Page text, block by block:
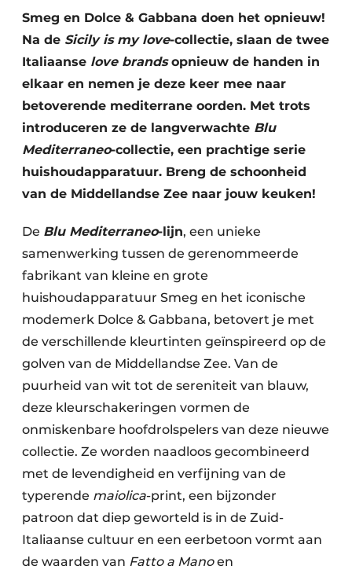
Smeg en Dolce & Gabbana doen het opnieuw!
Na de Sicily is my love-collectie, slaan de twee
Italiaanse love brandsopnieuw de handen in
elkaar en nemen je deze keer mee naar
betoverende mediterrane oorden. Met trots
introduceren ze de langverwachte Blu
Mediterraneo-collectie, een prachtige serie
huishoudapparatuur. Breng de schoonheid
van de Middellandse Zee naar jouw keuken!
De Blu Mediterraneo-lijn, een unieke
samenwerking tussen de gerenommeerde
fabrikant van kleine en grote
huishoudapparatuur Smeg en het iconische
modemerk Dolce & Gabbana, betovert je met
de verschillende kleurtinten geïnspireerd op de
golven van de Middellandse Zee. Van de
puurheid van wit tot de sereniteit van blauw,
deze kleurschakeringen vormen de
onmiskenbare hoofdrolspelers van deze nieuwe
collectie. Ze worden naadloos gecombineerd
met de levendigheid en verfijning van de
typerende maiolica-print, een bijzonder
patroon dat diep geworteld is in de Zuid-
Italiaanse cultuur en een eerbetoon vormt aan
de waarden van Fatto a Manoen